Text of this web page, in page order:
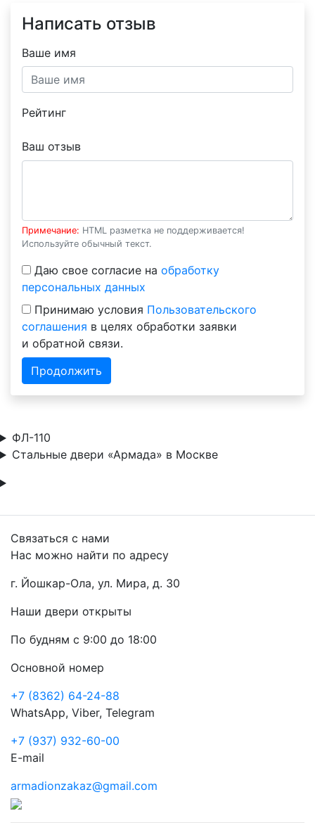
Написать отзыв
Ваше имя
Рейтинг
Ваш отзыв
Примечание: HTML разметка не поддерживается!
Используйте обычный текст.
Даю свое согласие на обработку
персональных данных
Принимаю условия Пользовательского
соглашения в целях обработки заявки
и обратной связи.
Продолжить
ФЛ-110
Стальные двери «Армада» в Москве
Связаться с нами
Нас можно найти по адресу
г. Йошкар-Ола, ул. Мира, д. 30
Наши двери открыты
По будням с 9:00 до 18:00
Основной номер
+7 (8362) 64-24-88
WhatsApp, Viber, Telegram
+7 (937) 932-60-00
E-mail
armadionzakaz@gmail.com